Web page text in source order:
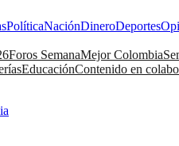
PolíticaNaciónDineroDeportes
Foros SemanaMejor Colombia
EducaciónContenido en